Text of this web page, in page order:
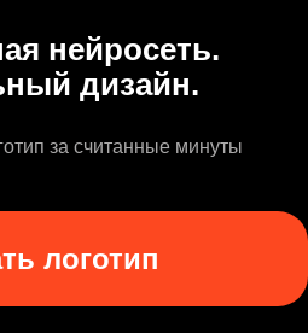
нейросеть.
дизайн.
за считанные минуты
логотип